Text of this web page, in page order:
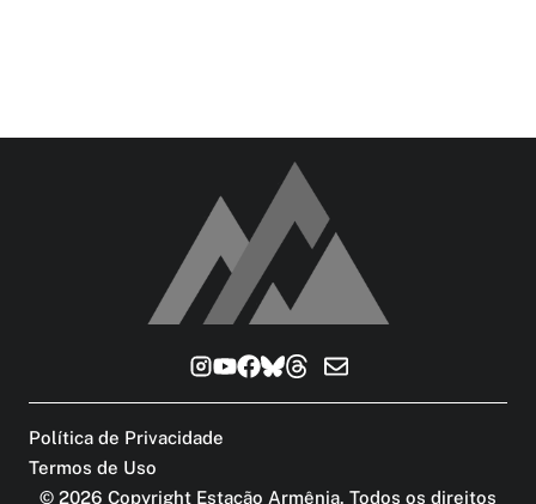
© 2026 Copyright Estação Armênia. Todos os direitos
Política de Privacidade
Termos de Uso